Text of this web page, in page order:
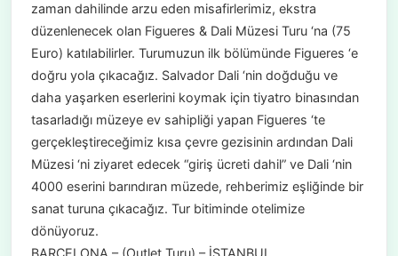
zaman dahilinde arzu eden misafirlerimiz, ekstra
düzenlenecek olan Figueres & Dali Müzesi Turu ‘na (75
Euro) katılabilirler. Turumuzun ilk bölümünde Figueres ‘e
doğru yola çıkacağız. Salvador Dali ‘nin doğduğu ve
daha yaşarken eserlerini koymak için tiyatro binasından
tasarladığı müzeye ev sahipliği yapan Figueres ‘te
gerçekleştireceğimiz kısa çevre gezisinin ardından Dali
Müzesi ‘ni ziyaret edecek “giriş ücreti dahil” ve Dali ‘nin
4000 eserini barındıran müzede, rehberimiz eşliğinde bir
sanat turuna çıkacağız. Tur bitiminde otelimize
dönüyoruz.